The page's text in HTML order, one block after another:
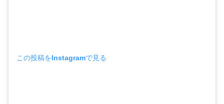
この投稿をInstagramで見る